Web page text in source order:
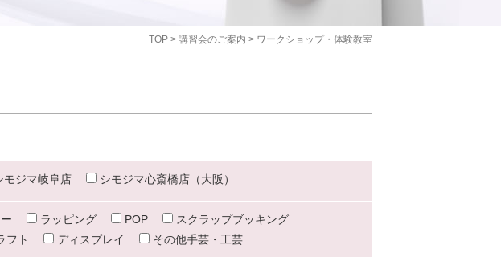
TOP > 講習会のご案内 > ワークショップ・体験教室
モジマ岐阜店 シモジマ心斎橋店（大阪）
ラッピング POP
スクラップブッキング
フト ディスプレイ その他手芸・工芸